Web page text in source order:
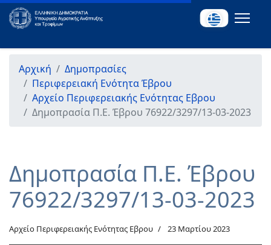
Αρχική
Δημοπρασίες
Περιφερειακή Ενότητα Έβρου
Αρχείο Περιφερειακής Ενότητας Εβρου
Δημοπρασία Π.Ε. Έβρου 76922/3297/13-03-2023
Δημοπρασία Π.Ε. Έβρου
76922/3297/13-03-2023
Αρχείο Περιφερειακής Ενότητας Εβρου 23 Μαρτίου 2023